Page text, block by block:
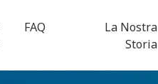
FAQ
La Nostra
Storia